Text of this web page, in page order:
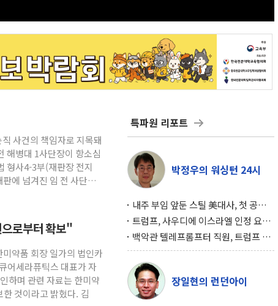
사건의 책임자로 지목돼
해병대 1사단장이 항소심
형사4-3부(재판장 전지
에 넘겨진 임 전 사단장
로부터 확보"
약품 회장 일가의 법인카
어세라퓨틱스 대표가 자
하며 관련 자료는 한미약
것이라고 밝혔다. 김
특파원 리포트
박정우의 워싱턴 24시
내주 부임 앞둔 스틸 美대사, 첫 공개
행사서 "한미동맹 강화 최우선 과제"
트럼프, 사우디에 이스라엘 인정 요
구…원자력 협정 서명 하루 만에 좌초
위기
백악관 텔레프롬프터 직원, 트럼프 연
설 미리 보고 베팅 시장서 10만달러 챙
겨
장일현의 런던아이